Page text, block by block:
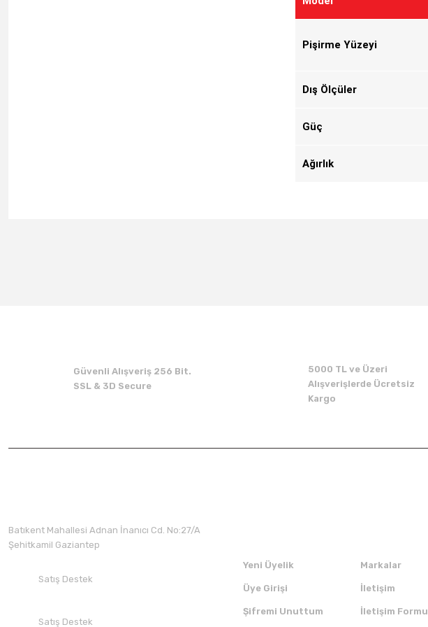
Pişirme Yüzeyi
Dış Ölçüler
Güç
Ağırlık
Güvenli Alışveriş 256 Bit.
SSL & 3D Secure
5000 TL ve Üzeri
Alışverişlerde Ücretsiz
Kargo
Batıkent Mahallesi Adnan İnanıcı Cd. No:27/A
Şehitkamil Gaziantep
Satış Destek
Satış Destek
Yeni Üyelik
Üye Girişi
Şifremi Unuttum
Markalar
İletişim
İletişim Formu